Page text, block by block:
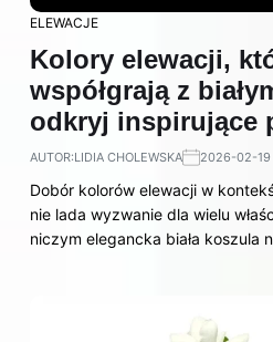
ELEWACJE
Kolory elewacji,
współgrają z
odkryj inspirujące
AUTOR:LIDIA CHOLEWSKA 2026-02-19
Dobór kolorów elewacji w
nie lada wyzwanie dla wielu
niczym elegancka biała koszula